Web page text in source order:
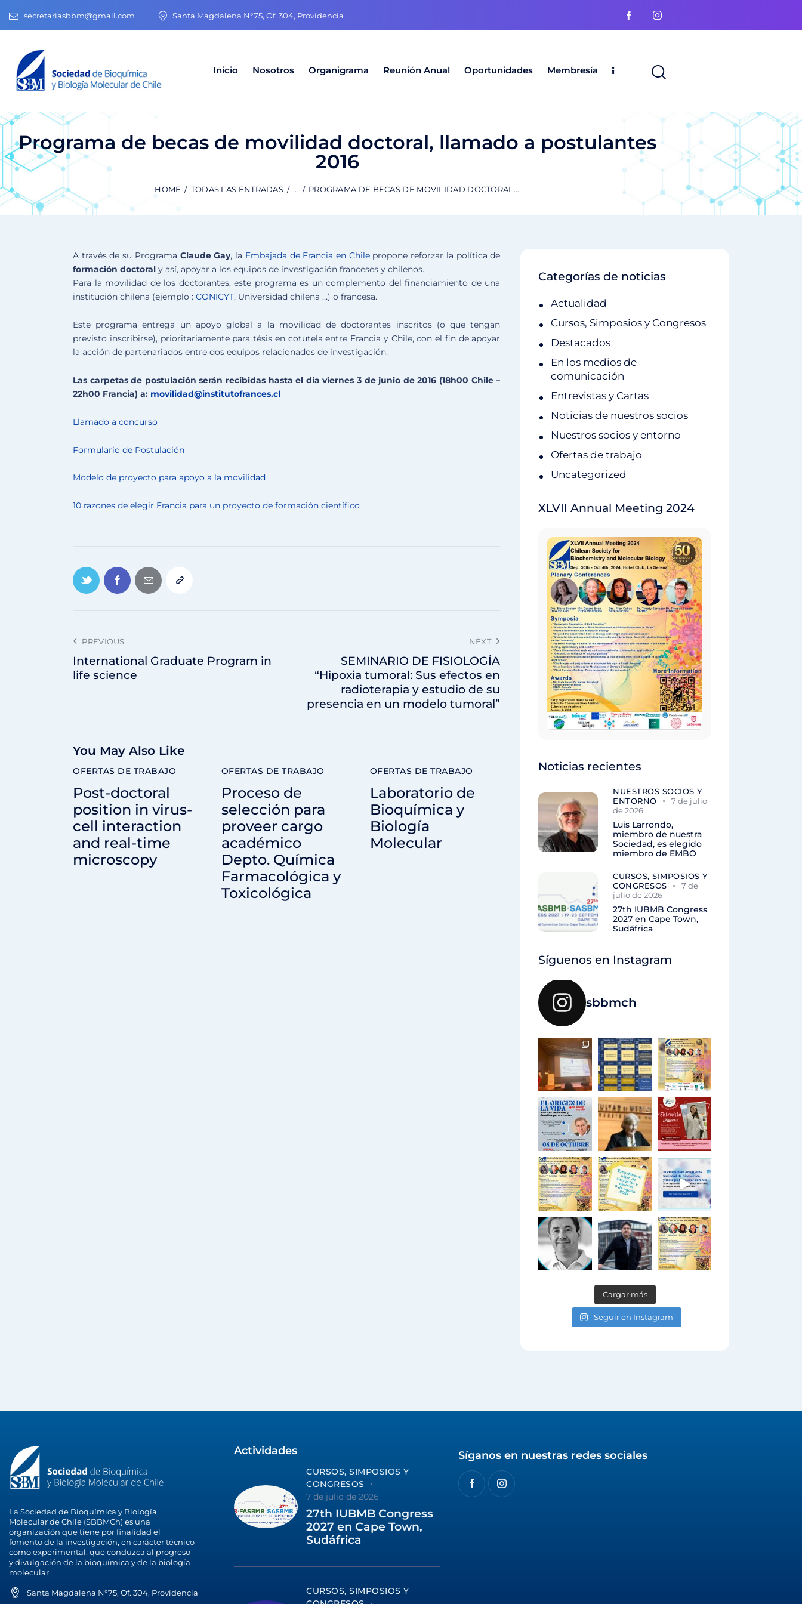
secretariasbbm@gmail.com Santa Magdalena N°75, Of. 304, Providencia
Inicio Nosotros Organigrama Reunión Anual Oportunidades Membresía
Programa de becas de movilidad doctoral, llamado a postulantes
2016
HOME TODAS LAS ENTRADAS ... PROGRAMA DE BECAS DE MOVILIDAD DOCTORAL...
A través de su Programa Claude Gay, la Embajada de Francia en Chilepropone reforzar la política de
formación doctoral y así, apoyar a los equipos de investigación franceses y chilenos.
Para la movilidad de los doctorantes, este programa es un complemento del financiamiento de una
institución chilena (ejemplo : CONICYT, Universidad chilena …) o francesa.
Este programa entrega un apoyo global a la movilidad de doctorantes inscritos (o que tengan
previsto inscribirse), prioritariamente para tésis en cotutela entre Francia y Chile, con el fin de apoyar
la acción de partenariados entre dos equipos relacionados de investigación.
Las carpetas de postulación serán recibidas hasta el día viernes 3 de junio de 2016 (18h00 Chile –
22h00 Francia) a: movilidad@institutofrances.cl
Llamado a concurso
Formulario de Postulación
Modelo de proyecto para apoyo a la movilidad
10 razones de elegir Francia para un proyecto de formación científico
PREVIOUS
International Graduate Program in
life science
NEXT
SEMINARIO DE FISIOLOGÍA
“Hipoxia tumoral: Sus efectos en
radioterapia y estudio de su
presencia en un modelo tumoral”
You May Also Like
OFERTAS DE TRABAJO
Post-doctoral
position in virus-
cell interaction
and real-time
microscopy
OFERTAS DE TRABAJO
Proceso de
selección para
proveer cargo
académico
Depto. Química
Farmacológica y
Toxicológica
OFERTAS DE TRABAJO
Laboratorio de
Bioquímica y
Biología
Molecular
Categorías de noticias
Actualidad
Cursos, Simposios y Congresos
Destacados
En los medios de
comunicación
Entrevistas y Cartas
Noticias de nuestros socios
Nuestros socios y entorno
Ofertas de trabajo
Uncategorized
XLVII Annual Meeting 2024
Noticias recientes
NUESTROS SOCIOS Y
ENTORNO
7 de julio
de 2026
Luis Larrondo,
miembro de nuestra
Sociedad, es elegido
miembro de EMBO
CURSOS, SIMPOSIOS Y
CONGRESOS
7 de
julio de 2026
27th IUBMB Congress
2027 en Cape Town,
Sudáfrica
Síguenos en Instagram
sbbmch
Cargar más
Seguir en Instagram
La Sociedad de Bioquímica y Biología
Molecular de Chile (SBBMCh) es una
organización que tiene por finalidad el
fomento de la investigación, en carácter técnico
como experimental, que conduzca al progreso
y divulgación de la bioquímica y de la biología
molecular.
Santa Magdalena N°75, Of. 304, Providencia
Actividades
CURSOS, SIMPOSIOS Y
CONGRESOS
7 de julio de 2026
27th IUBMB Congress
2027 en Cape Town,
Sudáfrica
CURSOS, SIMPOSIOS Y
Síganos en nuestras redes sociales